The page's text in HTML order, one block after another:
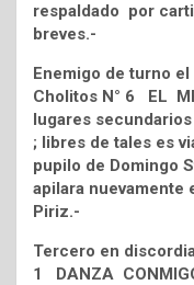
respaldado por
breves.-
Enemigo de turno
Cholitos N° 6 EL
lugares
; libres de tales es
pupilo de Domingo
apilara nuevamente
Piriz.-
Tercero en
1 DANZA